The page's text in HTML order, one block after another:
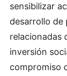
sensibilizar
desarrollo de
relacionadas
inversión
compromiso